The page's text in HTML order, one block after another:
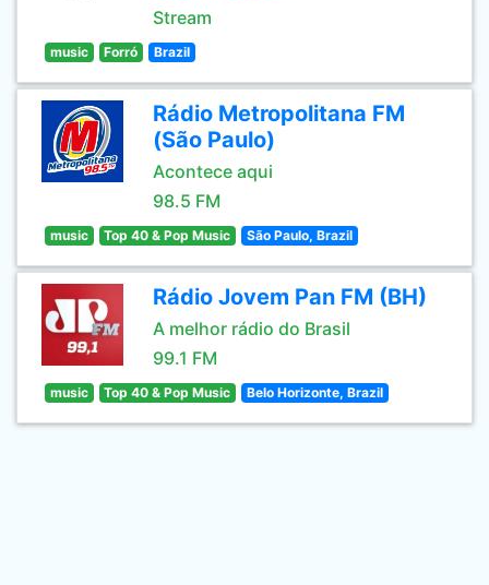
Stream
music Forró Brazil
Rádio Metropolitana FM
(São Paulo)
Acontece aqui
98.5 FM
music Top 40 & Pop Music São Paulo, Brazil
Rádio Jovem Pan FM (BH)
A melhor rádio do Brasil
99.1 FM
music Top 40 & Pop Music Belo Horizonte, Brazil